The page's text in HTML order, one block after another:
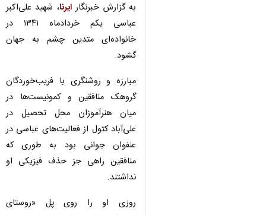
به گزارش خبرنگارایرنا، شهید علی‌اکبر
عباسی یکم خردادماه ۱۳۴۱ در
خانواده‌ای متدین چشم به جهان
گشود.
مبارزه و روشنگری با فریب‌خوردگان
گروهک‌ منافقین و کمونیست‌ها در
میان هنرآموزان محل تحصیل در
علی‌آباد کتول از فعالیت‌های عباسی در
عنفوان جوانی بود به طوری که
منافقین راهی جز حذف فیزیکی او
نداشتند.
روزی او را روی پل «روستای